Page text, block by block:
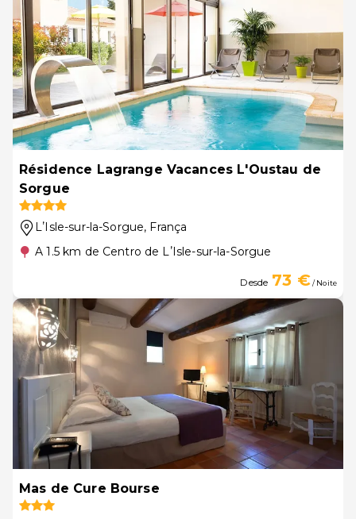
Résidence Lagrange Vacances L'Oustau de
Sorgue
LʼIsle-sur-la-Sorgue, França
A 1.5 km de Centro de LʼIsle-sur-la-Sorgue
Desde 73 €/ Noite
Mas de Cure Bourse